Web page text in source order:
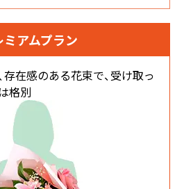
ミアムプラン
在感のある花束で、受け取っ
格別